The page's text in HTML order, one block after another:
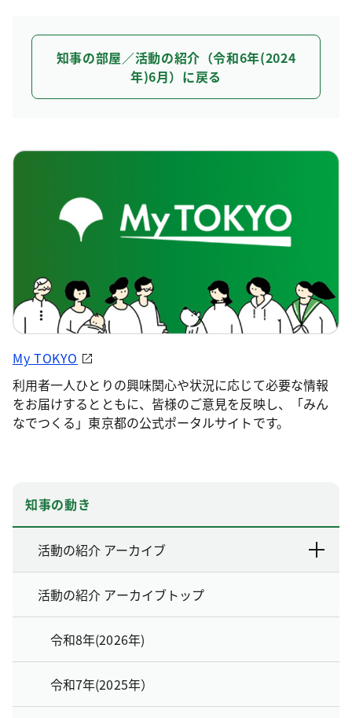
知事の部屋／活動の紹介（令和6年(2024
年)6月）に戻る
My TOKYO
利用者一人ひとりの興味関心や状況に応じて必要な情報
をお届けするとともに、皆様のご意見を反映し、「みん
なでつくる」東京都の公式ポータルサイトです。
知事の動き
活動の紹介 アーカイブ
活動の紹介 アーカイブトップ
令和8年(2026年)
令和7年(2025年）